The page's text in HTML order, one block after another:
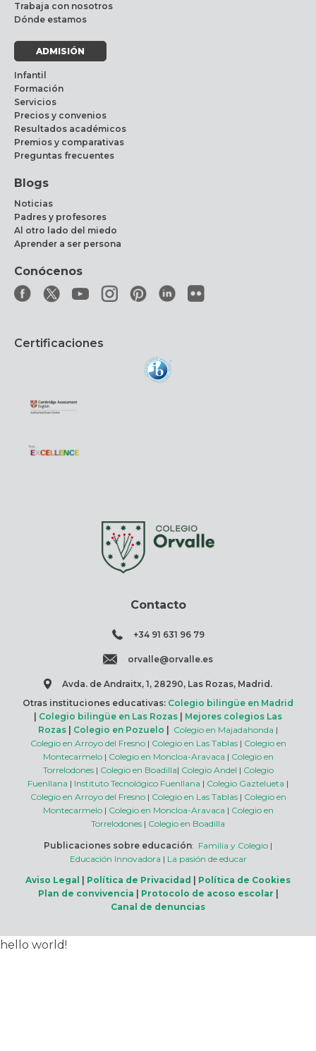
Trabaja con nosotros
Dónde estamos
ADMISIÓN
Infantil
Formación
Servicios
Precios y convenios
Resultados académicos
Premios y comparativas
Preguntas frecuentes
Blogs
Noticias
Padres y profesores
Al otro lado del miedo
Aprender a ser persona
Conócenos
Certificaciones
Contacto
+34 91 631 96 79
orvalle@orvalle.es
Avda. de Andraitx, 1, 28290, Las Rozas, Madrid.
Otras instituciones educativas: Colegio bilingüe en Madrid
Colegio bilingüe en Las Rozas
Mejores colegios Las
Rozas
Colegio en Pozuelo Colegio en Majadahonda |
Colegio en Arroyo del Fresno| Colegio en Las Tablas| Colegio en
Montecarmelo| Colegio en Moncloa-Aravaca | Colegio en
Torrelodones| Colegio en Boadilla| Colegio Andel | Colegio
Fuenllana | Instituto Tecnológico Fuenllana | Colegio Gaztelueta |
Colegio en Arroyo del Fresno| Colegio en Las Tablas| Colegio en
Montecarmelo| Colegio en Moncloa-Aravaca | Colegio en
Torrelodones | Colegio en Boadilla
Publicaciones sobre educación: Familia y Colegio |
Educación Innovadora | La pasión de educar
Aviso Legal
Política de Privacidad
Política de Cookies
Plan de convivencia
Protocolo de acoso escolar
Canal de denuncias
hello world!